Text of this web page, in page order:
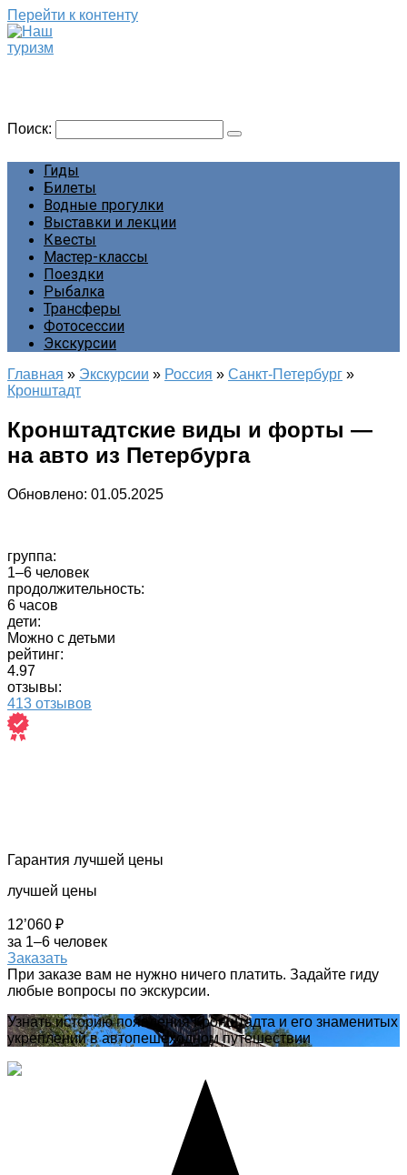
Перейти к контенту
Поиск:
Гиды
Билеты
Водные прогулки
Выставки и лекции
Квесты
Мастер-классы
Поездки
Рыбалка
Трансферы
Фотосессии
Экскурсии
Главная » Экскурсии » Россия » Санкт-Петербург »
Кронштадт
Кронштадтские виды и форты —
на авто из Петербурга
Обновлено: 01.05.2025
группа:
1–6 человек
продолжительность:
6 часов
дети:
Можно с детьми
рейтинг:
4.97
отзывы:
413 отзывов
Гарантия лучшей цены
лучшей цены
12’060 ₽
за 1–6 человек
Заказать
При заказе вам не нужно ничего платить. Задайте гиду
любые вопросы по экскурсии.
Узнать историю появления Кронштадта и его знаменитых
укреплений в автопешеходном путешествии